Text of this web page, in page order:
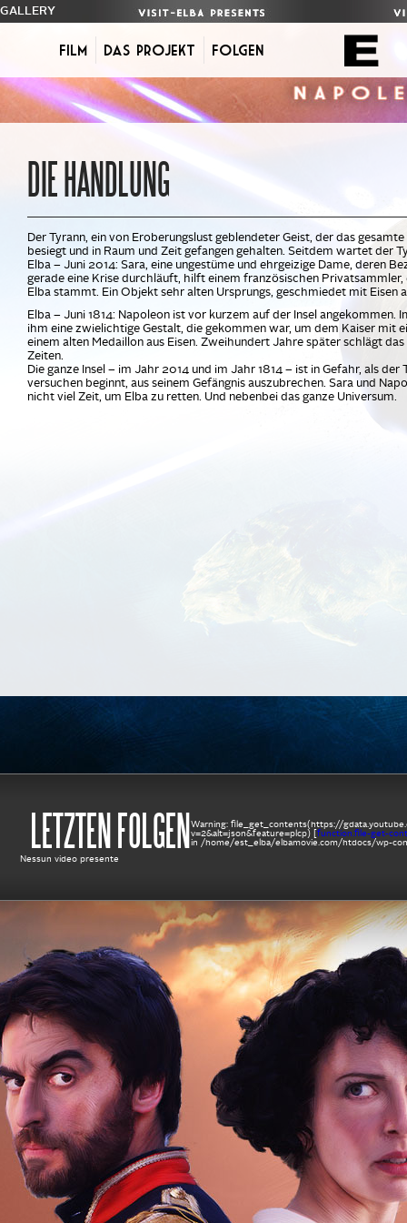
GALLERY
Film Das Projekt FOLGEN
DIE HANDLUNG
Der Tyrann, ein von Eroberungslust geblendeter Geist, der das
besiegt und in Raum und Zeit gefangen gehalten. Seitdem wartet der
Elba – Juni 2014: Sara, eine ungestüme und ehrgeizige Dame, deren
gerade eine Krise durchläuft, hilft einem französischen
Elba stammt. Ein Objekt sehr alten Ursprungs, geschmiedet mit Eisen
Elba – Juni 1814: Napoleon ist vor kurzem auf der Insel angekommen.
ihm eine zwielichtige Gestalt, die gekommen war, um dem Kaiser mit
einem alten Medaillon aus Eisen. Zweihundert Jahre später schlägt
Zeiten.
Die ganze Insel – im Jahr 2014 und im Jahr 1814 – ist in Gefahr, als der
versuchen beginnt, aus seinem Gefängnis auszubrechen. Sara und
nicht viel Zeit, um Elba zu retten. Und nebenbei das ganze Universum.
LETZTEN FOLGEN Warning: file_get_contents(https://
v=2&alt=json&feature=plcp) [ function.file-get-
in /home/est_elba/elbamovie.com/htdocs/wp-
Nessun video presente